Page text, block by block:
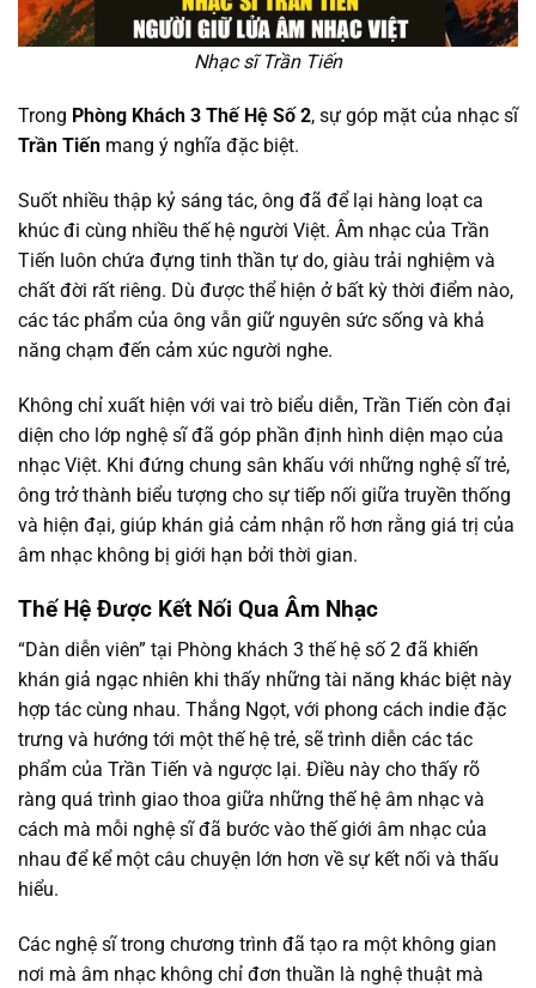
Nhạc sĩ Trần Tiến
Trong Phòng Khách 3 Thế Hệ Số 2, sự góp mặt của nhạc sĩ
Trần Tiến mang ý nghĩa đặc biệt.
Suốt nhiều thập kỷ sáng tác, ông đã để lại hàng loạt ca
khúc đi cùng nhiều thế hệ người Việt. Âm nhạc của Trần
Tiến luôn chứa đựng tinh thần tự do, giàu trải nghiệm và
chất đời rất riêng. Dù được thể hiện ở bất kỳ thời điểm nào,
các tác phẩm của ông vẫn giữ nguyên sức sống và khả
năng chạm đến cảm xúc người nghe.
Không chỉ xuất hiện với vai trò biểu diễn, Trần Tiến còn đại
diện cho lớp nghệ sĩ đã góp phần định hình diện mạo của
nhạc Việt. Khi đứng chung sân khấu với những nghệ sĩ trẻ,
ông trở thành biểu tượng cho sự tiếp nối giữa truyền thống
và hiện đại, giúp khán giả cảm nhận rõ hơn rằng giá trị của
âm nhạc không bị giới hạn bởi thời gian.
Thế Hệ Được Kết Nối Qua Âm Nhạc
“Dàn diễn viên” tại Phòng khách 3 thế hệ số 2 đã khiến
khán giả ngạc nhiên khi thấy những tài năng khác biệt này
hợp tác cùng nhau. Thắng Ngọt, với phong cách indie đặc
trưng và hướng tới một thế hệ trẻ, sẽ trình diễn các tác
phẩm của Trần Tiến và ngược lại. Điều này cho thấy rõ
ràng quá trình giao thoa giữa những thế hệ âm nhạc và
cách mà mỗi nghệ sĩ đã bước vào thế giới âm nhạc của
nhau để kể một câu chuyện lớn hơn về sự kết nối và thấu
hiểu.
Các nghệ sĩ trong chương trình đã tạo ra một không gian
nơi mà âm nhạc không chỉ đơn thuần là nghệ thuật mà